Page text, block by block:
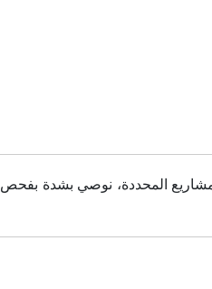
المحددة، نوصي بشدة بفحص